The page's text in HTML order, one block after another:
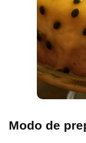
Modo de